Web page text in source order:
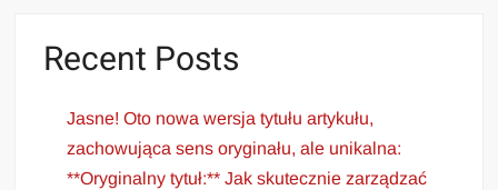
Recent Posts
Jasne! Oto nowa wersja tytułu artykułu,
zachowująca sens oryginału, ale unikalna:
**Oryginalny tytuł:** Jak skutecznie zarządzać